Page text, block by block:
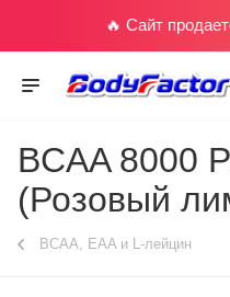
🔥 Сайт
BCAA 8000
(Розовый
BCAA, EAA и L-лейцин